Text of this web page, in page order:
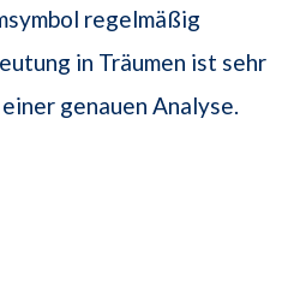
regelmäßig
in Träumen ist sehr
genauen Analyse.